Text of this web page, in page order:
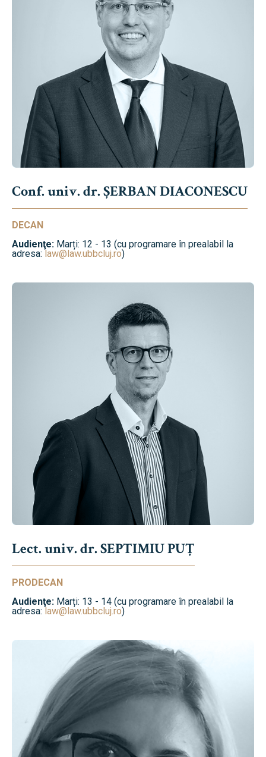
Conf. univ. dr. ȘERBAN DIACONESCU
DECAN
Audienţe: Marți: 12 - 13 (cu programare în prealabil la
adresa:law@law.ubbcluj.ro)
Lect. univ. dr. SEPTIMIU PUȚ
PRODECAN
Audienţe: Marți: 13 - 14 (cu programare în prealabil la
adresa:law@law.ubbcluj.ro)